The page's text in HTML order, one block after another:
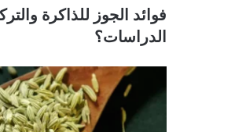
فوائد الجوز للذاكرة
الدراسات؟